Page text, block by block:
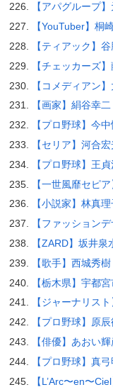
【アパグループ
【YouTuber】桐
【ティアック】
【チェッカーズ
【コメディアン
【画家】絹谷幸二
【プロ野球】今
【セリア】河合
【プロ野球】王
【一世風靡セピ
【小説家】林真
【ファッション
【ZARD】坂井泉
【歌手】西城秀樹
【栃木県】宇都
【ジャーナリス
【プロ野球】原
【俳優】あおい
【プロ野球】真
【L’Arc〜en〜